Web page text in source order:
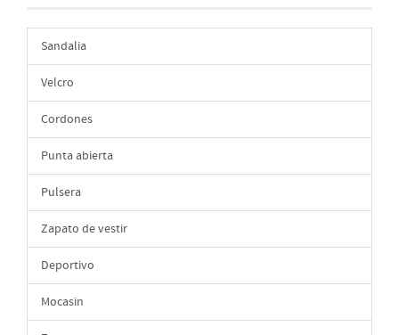
Sandalia
Velcro
Cordones
Punta abierta
Pulsera
Zapato de vestir
Deportivo
Mocasin